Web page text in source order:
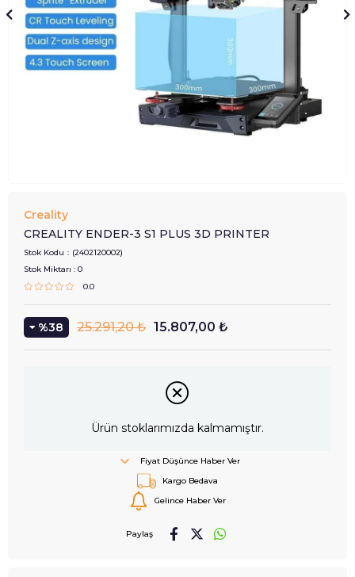
Creality
CREALITY ENDER-3 S1 PLUS 3D PRINTER
Stok Kodu
(2402120002)
Stok Miktarı : 0
0.0
38 25.291,20 ₺ 15.807,00 ₺
Ürün stoklarımızda kalmamıştır.
Fiyat Düşünce Haber Ver
Kargo Bedava
Gelince Haber Ver
Paylaş